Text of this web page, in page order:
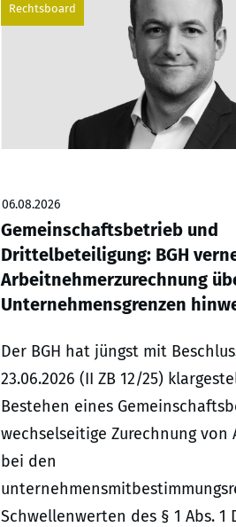
Rechtsboard
06.08.2026
Gemeinschaftsbetrieb und
Drittelbeteiligung: BGH
Arbeitnehmerzurechnung
Unternehmensgrenzen
Der BGH hat jüngst mit
23.06.2026 (II ZB 12/25)
Bestehen eines
wechselseitige Zurechnung von
bei den
Schwellenwerten des § 1 Abs. 1